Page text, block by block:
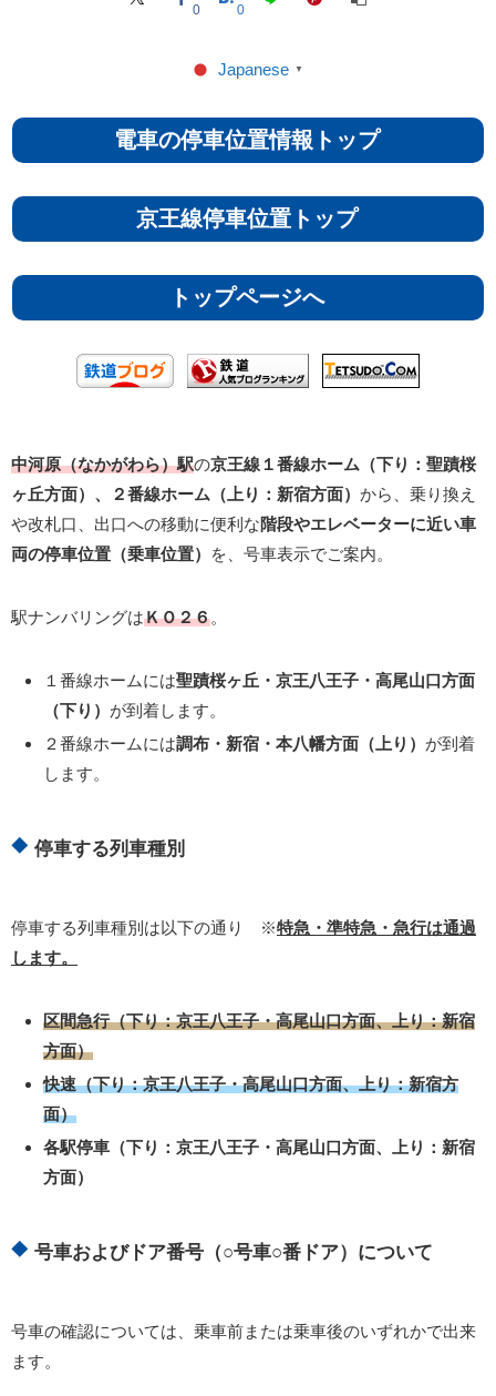
0 0
Japanese ▼
電車の停車位置情報トップ
京王線停車位置トップ
トップページへ
中河原（なかがわら）駅の京王線１番線ホーム（下り：聖蹟桜
ヶ丘方面）、２番線ホーム（上り：新宿方面） から、乗り換え
や改札口、出口への移動に便利な階段やエレベーターに近い車
両の停車位置（乗車位置）
を、号車表示でご案内。
駅ナンバリングはＫＯ２６。
１番線ホームには聖蹟桜ヶ丘・京王八王子・高尾山口方面
（下り） が到着します。
２番線ホームには調布・新宿・本八幡方面（上り） が到着
します。
停車する列車種別
停車する列車種別は以下の通り ※特急・準特急・急行は通過
します。
区間急行（下り：京王八王子・高尾山口方面、上り：新宿
方面）
快速（下り：京王八王子・高尾山口方面、上り：新宿方
面）
各駅停車（下り：京王八王子・高尾山口方面、上り：新宿
方面）
号車およびドア番号（○号車○番ドア）について
号車の確認については、乗車前または乗車後のいずれかで出来
ます。